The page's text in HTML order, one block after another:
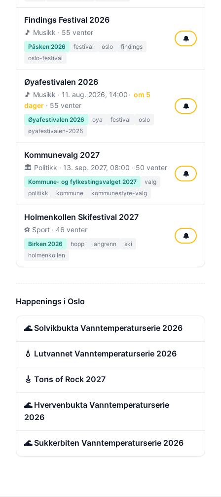
Findings Festival 2026
🎵 Musikk · 55 venter
Påsken 2026 festival oslo
findings
oslo-festival
🔔
Øyafestivalen 2026
🎵 Musikk · 11. aug. 2026, 14:00
om 5
dager · 55 venter
Øyafestivalen 2026 oya festival
oslo
øyafestivalen-2026
🔔
Kommunevalg 2027
🏛️ Politikk · 13. sep. 2027, 08:00 · 50 venter
Kommune- og fylkestingsvalget 2027
valg
politikk
kommune kommunestyre-valg
🔔
Holmenkollen Skifestival 2027
⚽ Sport · 46 venter
Birken 2026 hopp langrenn
ski
holmenkollen
🔔
Happenings i Oslo
🌊 Solvikbukta Vanntemperaturserie 2026
💧 Lutvannet Vanntemperaturserie 2026
🎸 Tons of Rock 2027
🌊 Hvervenbukta Vanntemperaturserie
2026
🌊 Sukkerbiten Vanntemperaturserie 2026